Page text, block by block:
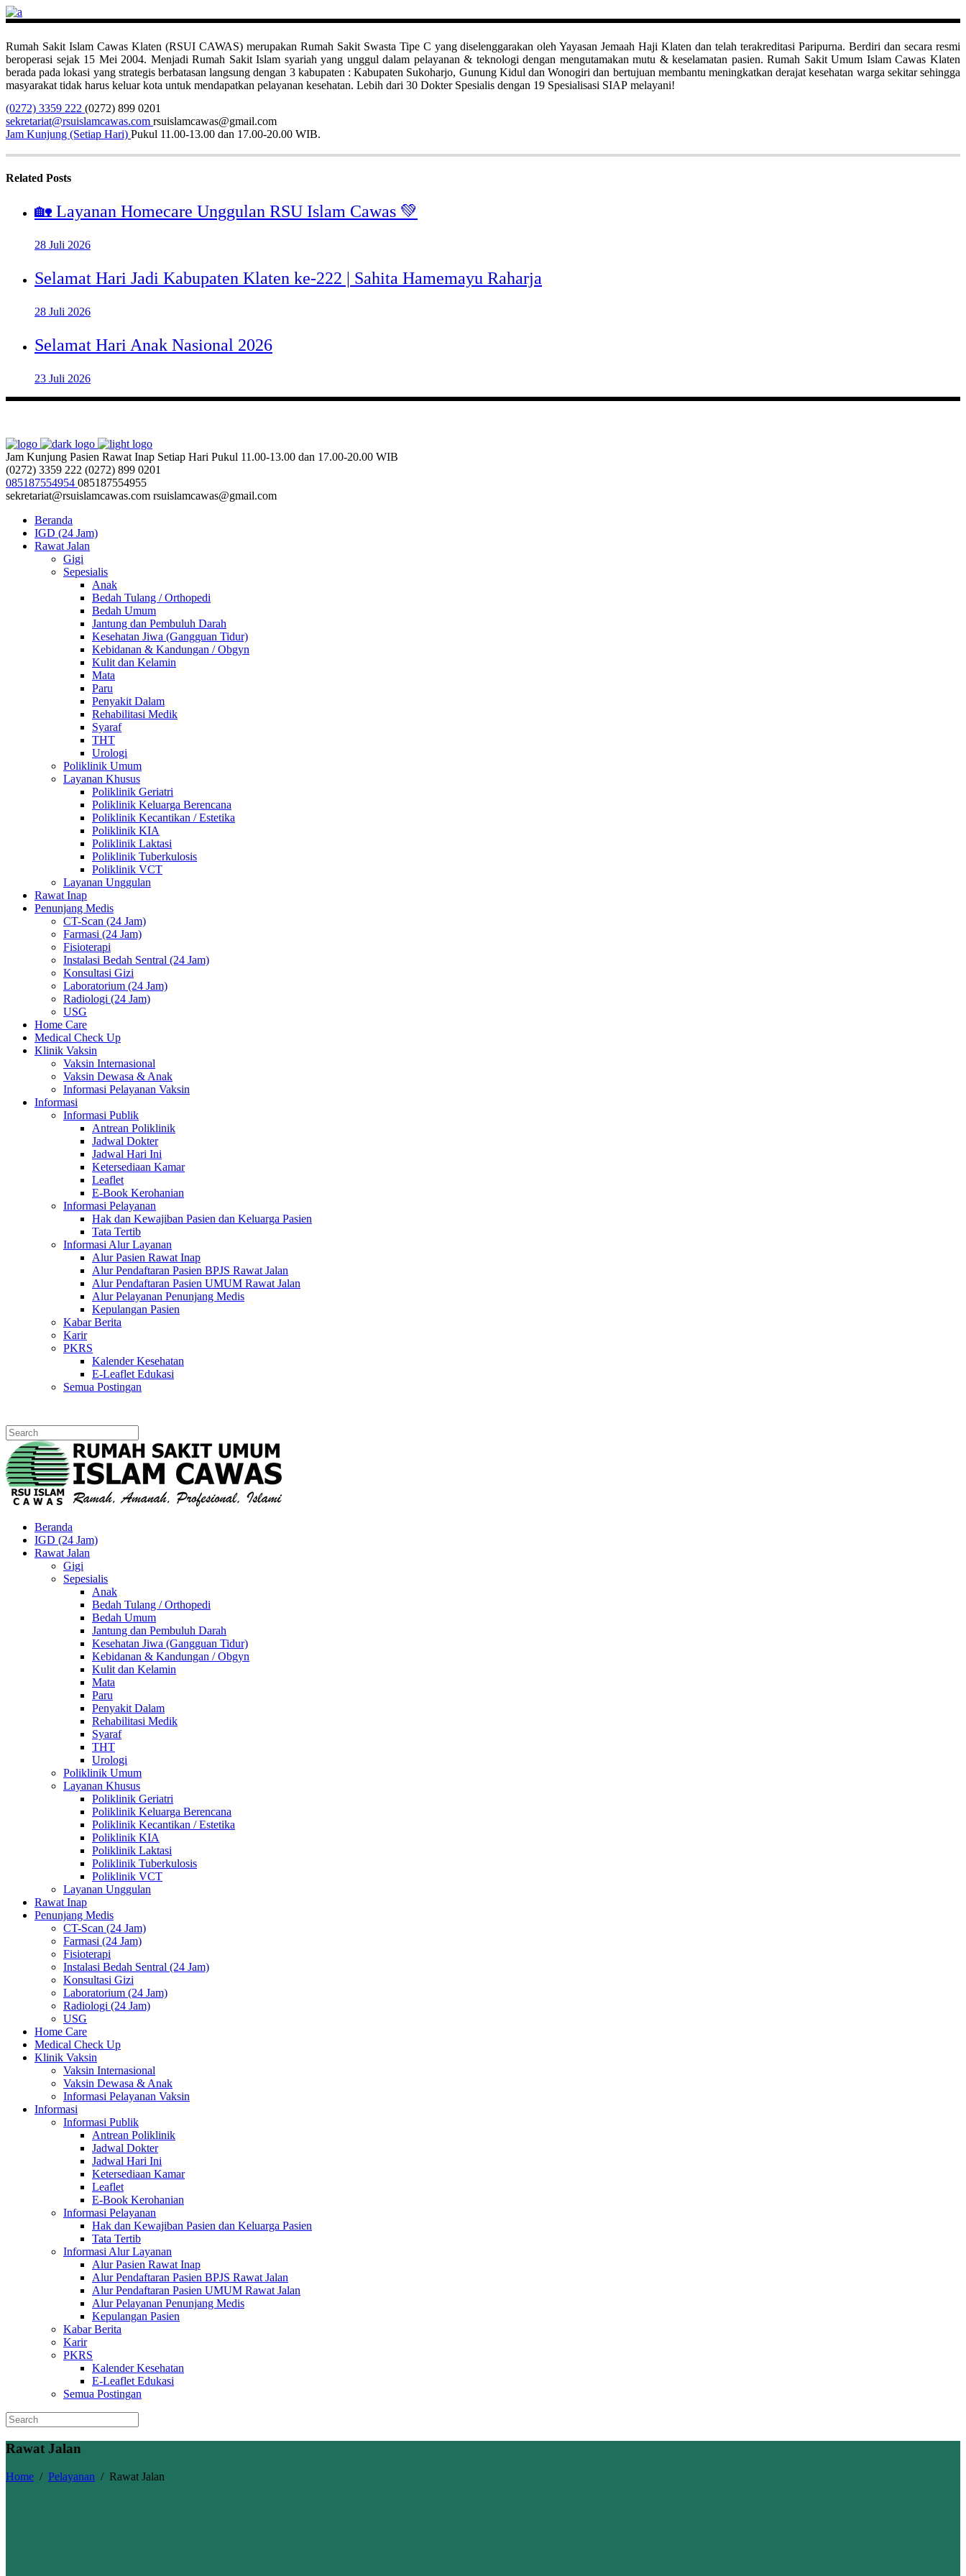
Rumah Sakit Islam Cawas Klaten (RSUI CAWAS) merupakan Rumah Sakit Swasta Tipe C yang diselenggarakan oleh Yayasan Jemaah Haji Klaten dan telah terakreditasi Paripurna. Berdiri dan secara resmi
beroperasi sejak 15 Mei 2004. Menjadi Rumah Sakit Islam syariah yang unggul dalam pelayanan & teknologi dengan mengutamakan mutu & keselamatan pasien. Rumah Sakit Umum Islam Cawas Klaten
berada pada lokasi yang strategis berbatasan langsung dengan 3 kabupaten : Kabupaten Sukoharjo, Gunung Kidul dan Wonogiri dan bertujuan membantu meningkatkan derajat kesehatan warga sekitar sehingga
masyarakat tidak harus keluar kota untuk mendapatkan pelayanan kesehatan. Lebih dari 30 Dokter Spesialis dengan 19 Spesialisasi SIAP melayani!
(0272) 3359 222 (0272) 899 0201
sekretariat@rsuislamcawas.com rsuislamcawas@gmail.com
Jam Kunjung (Setiap Hari) Pukul 11.00-13.00 dan 17.00-20.00 WIB.
Related Posts
🏡 Layanan Homecare Unggulan RSU Islam Cawas 💚
28 Juli 2026
Selamat Hari Jadi Kabupaten Klaten ke-222 | Sahita Hamemayu Raharja
28 Juli 2026
Selamat Hari Anak Nasional 2026
23 Juli 2026
Jam Kunjung Pasien Rawat Inap Setiap Hari Pukul 11.00-13.00 dan 17.00-20.00 WIB
(0272) 3359 222 (0272) 899 0201
085187554954 085187554955
sekretariat@rsuislamcawas.com rsuislamcawas@gmail.com
Beranda
IGD (24 Jam)
Rawat Jalan
Gigi
Sepesialis
Anak
Bedah Tulang / Orthopedi
Bedah Umum
Jantung dan Pembuluh Darah
Kesehatan Jiwa (Gangguan Tidur)
Kebidanan & Kandungan / Obgyn
Kulit dan Kelamin
Mata
Paru
Penyakit Dalam
Rehabilitasi Medik
Syaraf
THT
Urologi
Poliklinik Umum
Layanan Khusus
Poliklinik Geriatri
Poliklinik Keluarga Berencana
Poliklinik Kecantikan / Estetika
Poliklinik KIA
Poliklinik Laktasi
Poliklinik Tuberkulosis
Poliklinik VCT
Layanan Unggulan
Rawat Inap
Penunjang Medis
CT-Scan (24 Jam)
Farmasi (24 Jam)
Fisioterapi
Instalasi Bedah Sentral (24 Jam)
Konsultasi Gizi
Laboratorium (24 Jam)
Radiologi (24 Jam)
USG
Home Care
Medical Check Up
Klinik Vaksin
Vaksin Internasional
Vaksin Dewasa & Anak
Informasi Pelayanan Vaksin
Informasi
Informasi Publik
Antrean Poliklinik
Jadwal Dokter
Jadwal Hari Ini
Ketersediaan Kamar
Leaflet
E-Book Kerohanian
Informasi Pelayanan
Hak dan Kewajiban Pasien dan Keluarga Pasien
Tata Tertib
Informasi Alur Layanan
Alur Pasien Rawat Inap
Alur Pendaftaran Pasien BPJS Rawat Jalan
Alur Pendaftaran Pasien UMUM Rawat Jalan
Alur Pelayanan Penunjang Medis
Kepulangan Pasien
Kabar Berita
Karir
PKRS
Kalender Kesehatan
E-Leaflet Edukasi
Semua Postingan
Beranda
IGD (24 Jam)
Rawat Jalan
Gigi
Sepesialis
Anak
Bedah Tulang / Orthopedi
Bedah Umum
Jantung dan Pembuluh Darah
Kesehatan Jiwa (Gangguan Tidur)
Kebidanan & Kandungan / Obgyn
Kulit dan Kelamin
Mata
Paru
Penyakit Dalam
Rehabilitasi Medik
Syaraf
THT
Urologi
Poliklinik Umum
Layanan Khusus
Poliklinik Geriatri
Poliklinik Keluarga Berencana
Poliklinik Kecantikan / Estetika
Poliklinik KIA
Poliklinik Laktasi
Poliklinik Tuberkulosis
Poliklinik VCT
Layanan Unggulan
Rawat Inap
Penunjang Medis
CT-Scan (24 Jam)
Farmasi (24 Jam)
Fisioterapi
Instalasi Bedah Sentral (24 Jam)
Konsultasi Gizi
Laboratorium (24 Jam)
Radiologi (24 Jam)
USG
Home Care
Medical Check Up
Klinik Vaksin
Vaksin Internasional
Vaksin Dewasa & Anak
Informasi Pelayanan Vaksin
Informasi
Informasi Publik
Antrean Poliklinik
Jadwal Dokter
Jadwal Hari Ini
Ketersediaan Kamar
Leaflet
E-Book Kerohanian
Informasi Pelayanan
Hak dan Kewajiban Pasien dan Keluarga Pasien
Tata Tertib
Informasi Alur Layanan
Alur Pasien Rawat Inap
Alur Pendaftaran Pasien BPJS Rawat Jalan
Alur Pendaftaran Pasien UMUM Rawat Jalan
Alur Pelayanan Penunjang Medis
Kepulangan Pasien
Kabar Berita
Karir
PKRS
Kalender Kesehatan
E-Leaflet Edukasi
Semua Postingan
Rawat Jalan
Home / Pelayanan / Rawat Jalan